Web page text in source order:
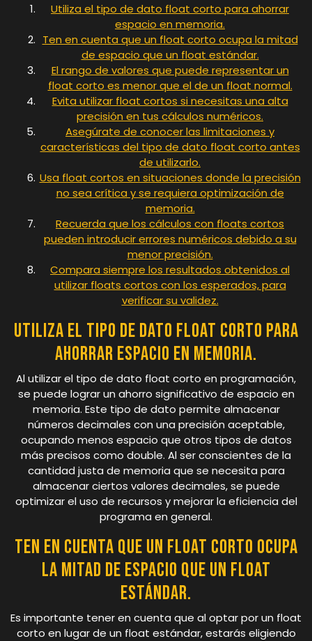
Utiliza el tipo de dato float corto para ahorrar
espacio en memoria.
Ten en cuenta que un float corto ocupa la mitad
de espacio que un float estándar.
El rango de valores que puede representar un
float corto es menor que el de un float normal.
Evita utilizar float cortos si necesitas una alta
precisión en tus cálculos numéricos.
Asegúrate de conocer las limitaciones y
características del tipo de dato float corto antes
de utilizarlo.
Usa float cortos en situaciones donde la precisión
no sea crítica y se requiera optimización de
memoria.
Recuerda que los cálculos con floats cortos
pueden introducir errores numéricos debido a su
menor precisión.
Compara siempre los resultados obtenidos al
utilizar floats cortos con los esperados, para
verificar su validez.
Utiliza el tipo de dato float corto para
ahorrar espacio en memoria.
Al utilizar el tipo de dato float corto en programación,
se puede lograr un ahorro significativo de espacio en
memoria. Este tipo de dato permite almacenar
números decimales con una precisión aceptable,
ocupando menos espacio que otros tipos de datos
más precisos como double. Al ser conscientes de la
cantidad justa de memoria que se necesita para
almacenar ciertos valores decimales, se puede
optimizar el uso de recursos y mejorar la eficiencia del
programa en general.
Ten en cuenta que un float corto ocupa
la mitad de espacio que un float
estándar.
Es importante tener en cuenta que al optar por un float
corto en lugar de un float estándar, estarás eligiendo